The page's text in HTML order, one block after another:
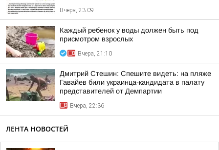
Вчера, 23:09
Каждый ребенок у воды должен быть под
присмотром взрослых
Вчера, 21:10
Дмитрий Стешин: Спешите видеть: на пляже
Гавайев били украинца-кандидата в палату
представителей от Демпартии
Вчера, 22:36
ЛЕНТА НОВОСТЕЙ